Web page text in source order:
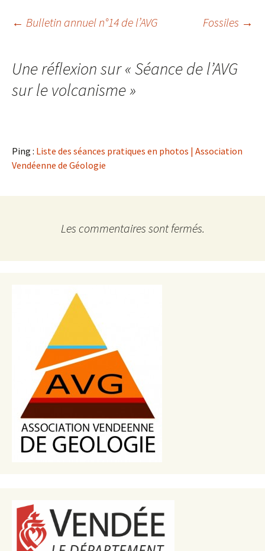
Navigation
articles
← Bulletin annuel n°14 de l’AVG Fossiles →
Une réflexion sur «Séance de l’AVG
sur le volcanisme»
Ping : Liste des séances pratiques en photos | Association
Vendéenne de Géologie
Les commentaires sont fermés.